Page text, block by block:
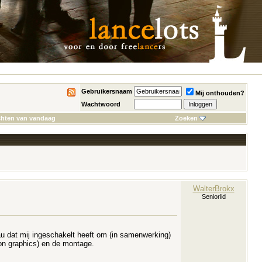
Gebruikersnaam
Mij onthouden?
Wachtwoord
van vandaag Zoeken
dat mij ingeschakelt heeft om (in samenwerking)
graphics) en de montage.
WalterBrokx
Seniorlid